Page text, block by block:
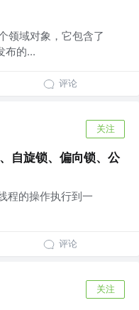
领域对象，它包含了
布的...
评论
关注
自旋锁、偏向锁、公
程的操作执行到一
评论
关注